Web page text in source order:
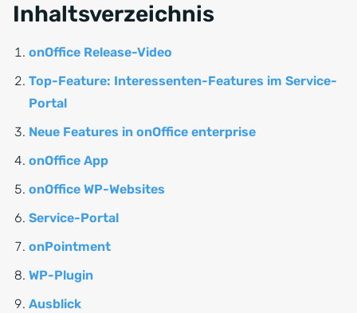
Inhaltsverzeichnis
onOffice Release-Video
Top-Feature: Interessenten-Features im Service-
Portal
Neue Features in onOffice enterprise
onOffice App
onOffice WP-Websites
Service-Portal
onPointment
WP-Plugin
Ausblick